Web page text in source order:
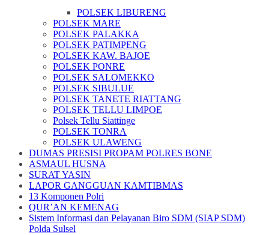
POLSEK LIBURENG
POLSEK MARE
POLSEK PALAKKA
POLSEK PATIMPENG
POLSEK KAW. BAJOE
POLSEK PONRE
POLSEK SALOMEKKO
POLSEK SIBULUE
POLSEK TANETE RIATTANG
POLSEK TELLU LIMPOE
Polsek Tellu Siattinge
POLSEK TONRA
POLSEK ULAWENG
DUMAS PRESISI PROPAM POLRES BONE
ASMAUL HUSNA
SURAT YASIN
LAPOR GANGGUAN KAMTIBMAS
13 Komponen Polri
QUR’AN KEMENAG
Sistem Informasi dan Pelayanan Biro SDM (SIAP SDM)
Polda Sulsel